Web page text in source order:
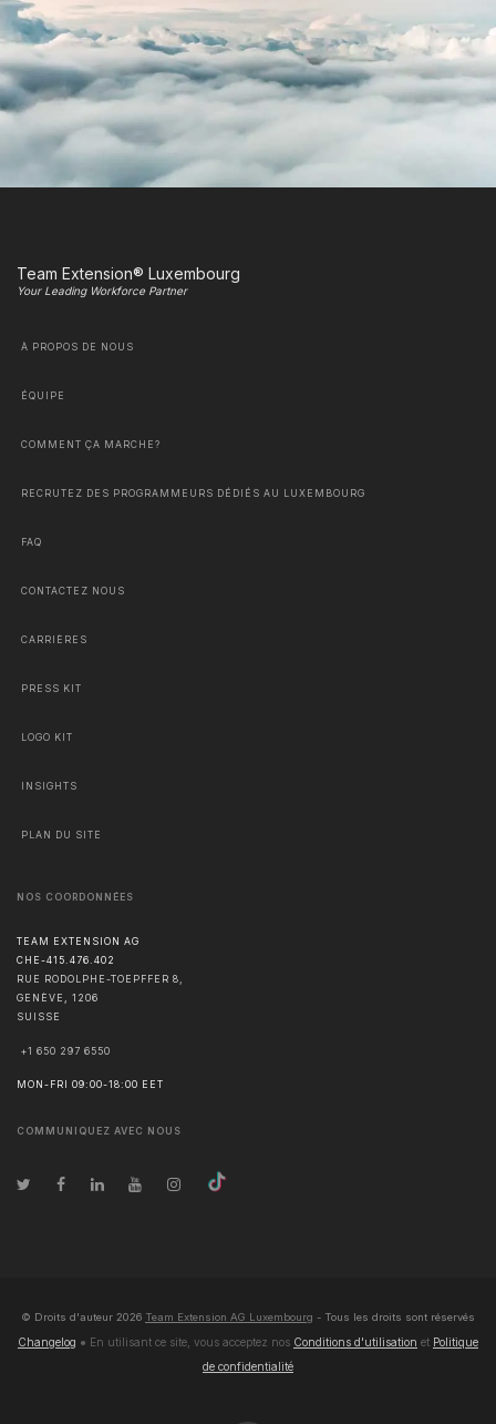
Team Extension® Luxembourg
Your Leading Workforce Partner
À PROPOS DE NOUS
ÉQUIPE
COMMENT ÇA MARCHE?
RECRUTEZ DES PROGRAMMEURS DÉDIÉS AU LUXEMBOURG
FAQ
CONTACTEZ NOUS
CARRIÈRES
PRESS KIT
LOGO KIT
INSIGHTS
PLAN DU SITE
NOS COORDONNÉES
TEAM EXTENSION AG
CHE-415.476.402
RUE RODOLPHE-TOEPFFER 8,
GENÈVE
1206
SUISSE
+1 650 297 6550
MON-FRI 09:00-18:00 EET
COMMUNIQUEZ AVEC NOUS
© Droits d'auteur 2026 Team Extension AG Luxembourg - Tous les droits sont réservés
Changelog ● En utilisant ce site, vous acceptez nos Conditions d'utilisation et Politique
de confidentialité